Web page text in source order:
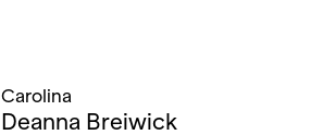
Carolina
Deanna Breiwick